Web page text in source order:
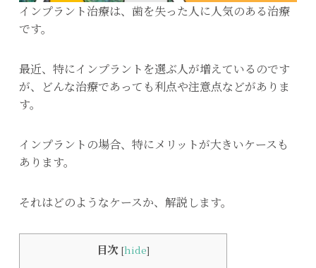
インプラント治療は、歯を失った人に人気のある治療
です。
最近、特にインプラントを選ぶ人が増えているのです
が、どんな治療であっても利点や注意点などがありま
す。
インプラントの場合、特にメリットが大きいケースも
あります。
それはどのようなケースか、解説します。
目次 [hide]